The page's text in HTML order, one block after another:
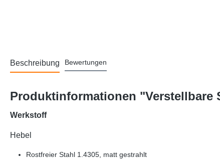
Beschreibung Bewertungen
Produktinformationen "Verstellbare
Werkstoff
Hebel
Rostfreier Stahl 1.4305, matt gestrahlt